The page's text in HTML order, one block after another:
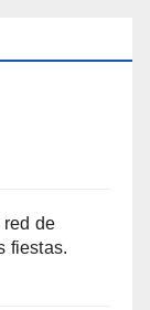
red de
fiestas.